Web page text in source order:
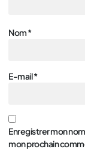
Nom*
E-mail*
Enregistrer mon
mon prochain